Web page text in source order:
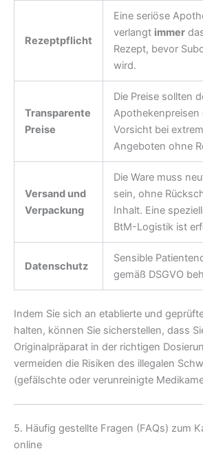
Rezeptpflicht
Eine seriöse
verlangt immer
Rezept, bevor
wird.
Transparente
Preise
Die Preise sollten
Apothekenpreisen
Vorsicht bei
Angeboten ohne
Versand und
Verpackung
Die Ware muss
sein, ohne
Inhalt. Eine
BtM-Logistik ist
Datenschutz
Sensible
gemäß DSGVO
Indem Sie sich an etablierte und
halten, können Sie sicherstellen, dass
Originalpräparat in der richtigen
vermeiden die Risiken des illegalen
(gefälschte oder verunreinigte
5. Häufig gestellte Fragen (FAQs) zum
online